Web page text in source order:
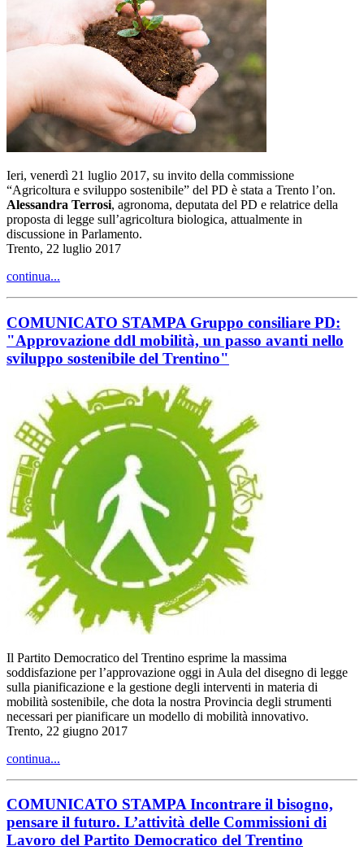
Ieri, venerdì 21 luglio 2017, su invito della commissione
“Agricoltura e sviluppo sostenibile” del PD è stata a Trento l’on.
Alessandra Terrosi, agronoma, deputata del PD e relatrice della
proposta di legge sull’agricoltura biologica, attualmente in
discussione in Parlamento.
Trento, 22 luglio 2017
continua...
COMUNICATO STAMPA Gruppo consiliare PD:
"Approvazione ddl mobilità, un passo avanti nello
sviluppo sostenibile del Trentino"
Il Partito Democratico del Trentino esprime la massima
soddisfazione per l’approvazione oggi in Aula del disegno di legge
sulla pianificazione e la gestione degli interventi in materia di
mobilità sostenibile, che dota la nostra Provincia degli strumenti
necessari per pianificare un modello di mobilità innovativo.
Trento, 22 giugno 2017
continua...
COMUNICATO STAMPA Incontrare il bisogno,
pensare il futuro. L’attività delle Commissioni di
Lavoro del Partito Democratico del Trentino